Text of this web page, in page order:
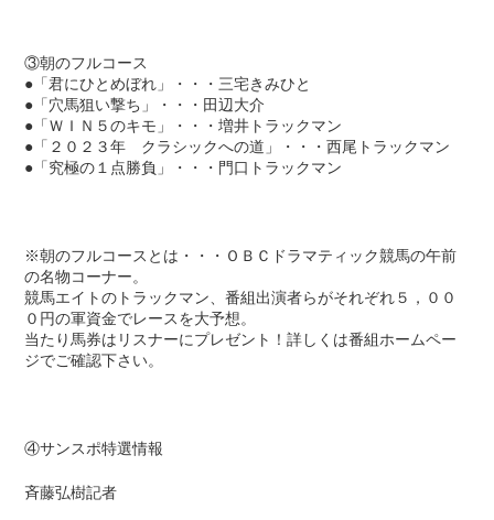
③朝のフルコース
●「君にひとめぼれ」・・・三宅きみひと
●「穴馬狙い撃ち」・・・田辺大介
●「ＷＩＮ５のキモ」・・・増井トラックマン
●「２０２３年 クラシックへの道」・・・西尾トラックマン
●「究極の１点勝負」・・・門口トラックマン
※朝のフルコースとは・・・ＯＢＣドラマティック競馬の午前
の名物コーナー。
競馬エイトのトラックマン、番組出演者らがそれぞれ５，００
０円の軍資金でレースを大予想。
当たり馬券はリスナーにプレゼント！詳しくは番組ホームペー
ジでご確認下さい。
④サンスポ特選情報
斉藤弘樹記者